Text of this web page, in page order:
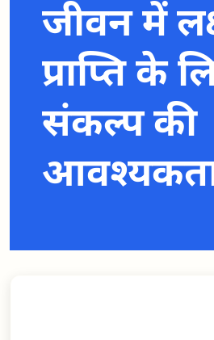
जीवन में
प्राप्ति के
संकल्प की